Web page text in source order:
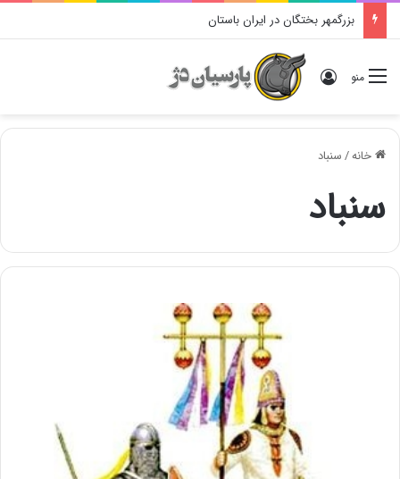
بزرگمهر بختگان در ایران باستان
منو ورود
خانه/سنباد
سنباد